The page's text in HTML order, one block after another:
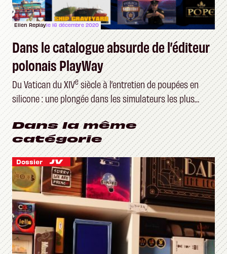
Ellen Replayle 16 décembre 2020
Dans le catalogue absurde de l’éditeur
polonais PlayWay
Du Vatican du XIVesiècle à l’entretien de poupées en
silicone : une plongée dans les simulateurs les plus
étranges du marché
Dans la même
catégorie
Dossier